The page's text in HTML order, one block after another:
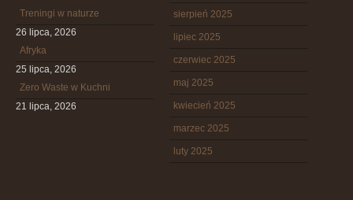
Treningi w naturze
26 lipca, 2026
Afryka
25 lipca, 2026
Zero Waste w Kuchni
21 lipca, 2026
sierpień 2025
lipiec 2025
czerwiec 2025
maj 2025
kwiecień 2025
marzec 2025
luty 2025